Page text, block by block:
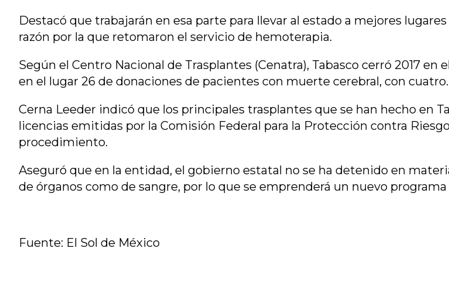
Destacó que trabajarán en esa parte para llevar al estado a mejores
razón por la que retomaron el servicio de hemoterapia.
Según el Centro Nacional de Trasplantes (Cenatra), Tabasco cerró 2017 en
en el lugar 26 de donaciones de pacientes con muerte cerebral, con cuatro.
Cerna Leeder indicó que los principales trasplantes que se han hecho en
licencias emitidas por la Comisión Federal para la Protección contra
procedimiento.
Aseguró que en la entidad, el gobierno estatal no se ha detenido en
de órganos como de sangre, por lo que se emprenderá un nuevo
Fuente: El Sol de México